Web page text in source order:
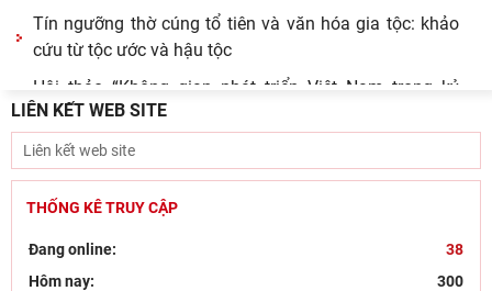
Tín ngưỡng thờ cúng tổ tiên và văn hóa gia tộc: khảo
cứu từ tộc ước và hậu tộc
Hội thảo “Không gian phát triển Việt Nam trong kỷ
nguyên mới: Định hướng chiến lược và lựa chọn
Viện Nghiên cứu Hán - Nôm tiếp và làm việc với GS.TS
Nguyễn Phương Ngọc – Phó hiệu trưởng Trường
Góc nhìn của Đảng, hành động kiên quyết và bảo vệ
nền tảng tư tưởng trong kỷ nguyên số
Bút tích đình nguyên Phan Đình Phùng - lãnh tụ phong
LIÊN KẾT WEB SITE
THỐNG KÊ TRUY CẬP
Đang online:
38
Hôm nay:
300